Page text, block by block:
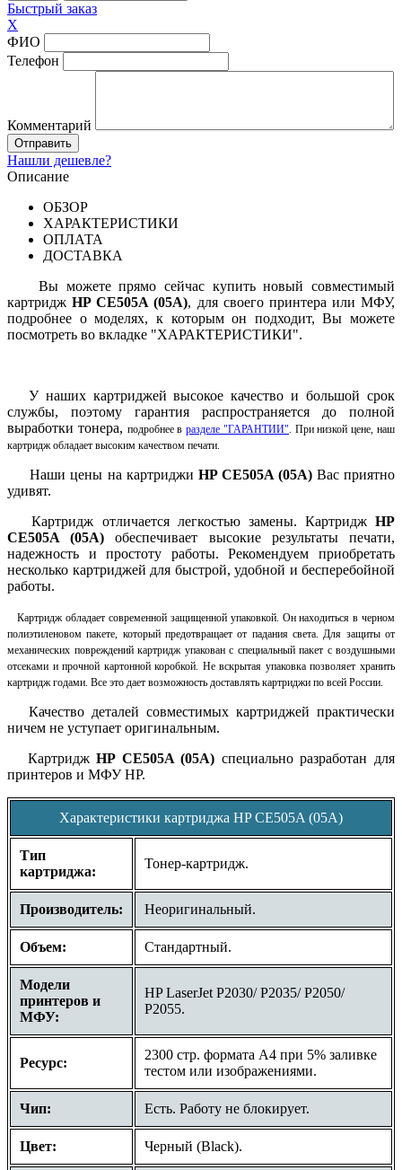
Быстрый заказ
X
ФИО
Телефон
Комментарий
Нашли дешевле?
Описание
ОБЗОР
ХАРАКТЕРИСТИКИ
ОПЛАТА
ДОСТАВКА
Вы можете прямо сейчас купить новый совместимый
картриджHP CE505A (05A), для своего принтера или МФУ,
подробнее о моделях, к которым он подходит, Вы можете
посмотреть во вкладке "ХАРАКТЕРИСТИКИ".
У наших картриджей высокое качество и большой срок
службы, поэтому гарантия распространяется до полной
выработки тонера, подробнее вразделе "ГАРАНТИИ". При низкой цене, наш
картридж обладает высоким качеством печати.
Наши цены на картриджи HP CE505A (05A)Вас приятно
удивят.
Картридж отличается легкостью замены. Картридж HP
CE505A (05A) обеспечивает высокие результаты печати,
надежность и простоту работы. Рекомендуем приобретать
несколько картриджей для быстрой, удобной и бесперебойной
работы.
Картридж обладает современной защищенной упаковкой. Он находиться в черном
полиэтиленовом пакете, который предотвращает от падания света. Для защиты от
механических повреждений картридж упакован с специальный пакет с воздушными
отсеками и прочной картонной коробкой. Не вскрытая упаковка позволяет хранить
картридж годами. Все это дает возможность доставлять картриджи по всей России.
Качество деталей совместимых картриджей практически
ничем не уступает оригинальным.
КартриджHP CE505A (05A) специально разработан для
принтеров и МФУ HP.
Характеристики картриджа HP CE505A (05A)
Тип
картриджа:
Тонер-картридж.
Производитель: Неоригинальный.
Объем: Стандартный.
Модели
принтеров и
МФУ:
HP LaserJet P2030/ P2035/ P2050/
P2055.
Ресурс:
2300 стр. формата A4 при 5% заливке
тестом или изображениями.
Чип: Есть. Работу не блокирует.
Цвет: Черный (Black).